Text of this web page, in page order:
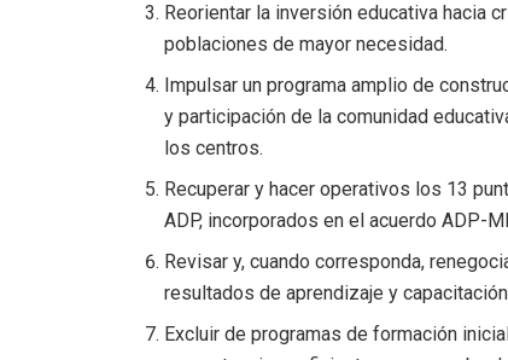
Reorientar la inversión educativa hacia
poblaciones de mayor necesidad.
Impulsar un programa amplio de
y participación de la comunidad
los centros.
Recuperar y hacer operativos los 13
ADP, incorporados en el acuerdo ADP-
Revisar y, cuando corresponda,
resultados de aprendizaje y
Excluir de programas de formación